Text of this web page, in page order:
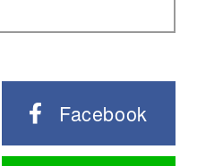
Facebook